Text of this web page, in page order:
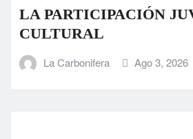
LA PARTICIPACIÓN
CULTURAL
La Carbonifera Ago 3, 2026